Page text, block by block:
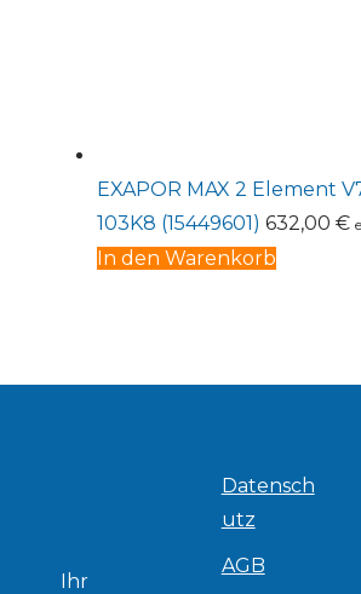
EXAPOR MAX 2 Element
103K8 (15449601) 632,00 €
In den Warenkorb
Ihr
Datensch
utz
AGB